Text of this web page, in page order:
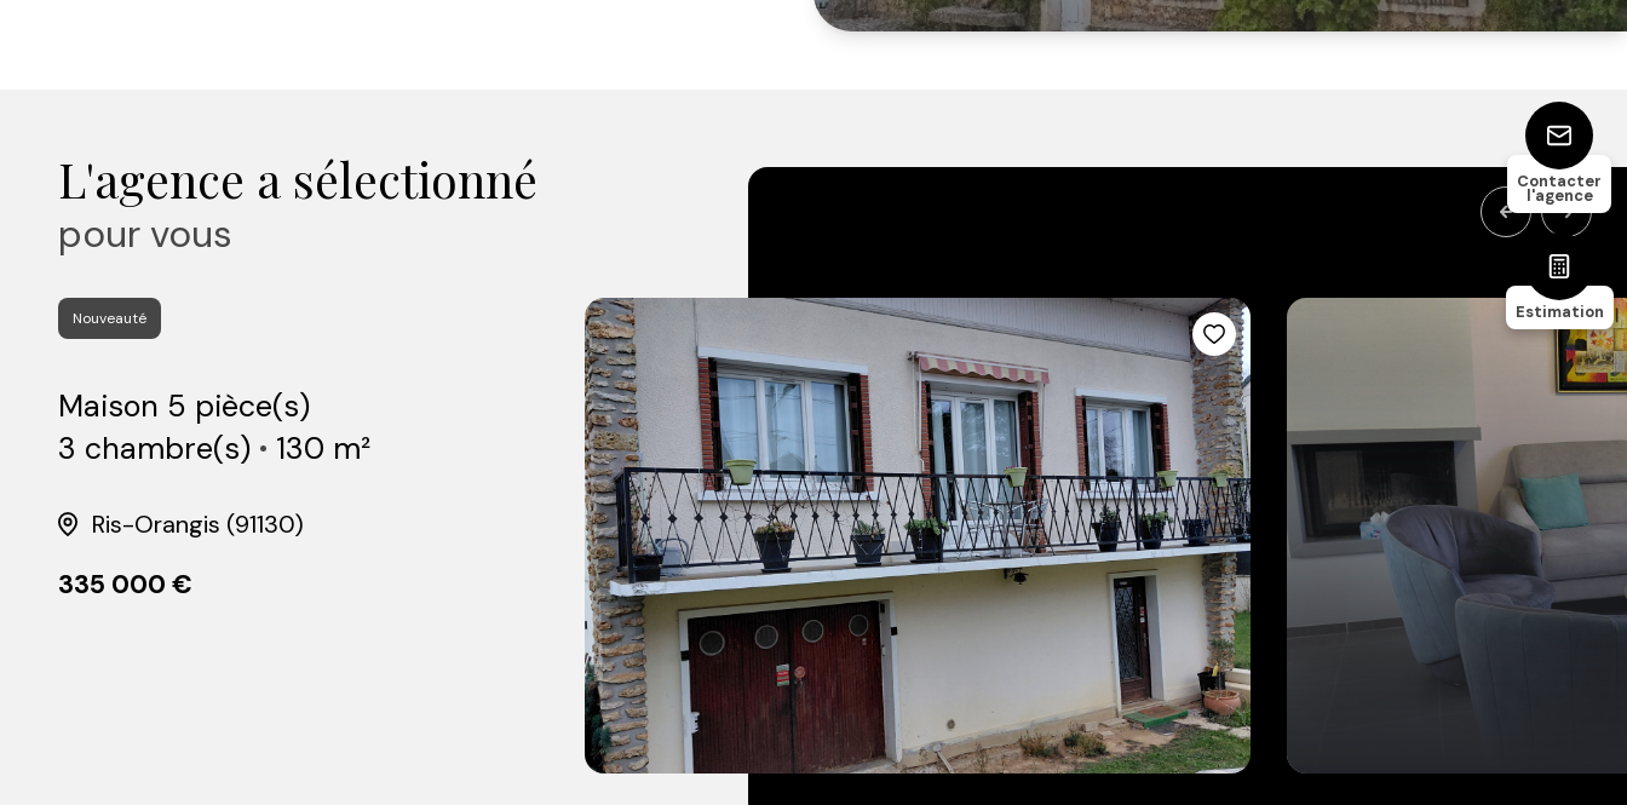
L'agence a sélectionné
pour vous
Nouveauté
Maison 5 pièce(s)
3 chambre(s)
130 m²
Ris-Orangis (91130)
335 000 €
chambre(s)
113
m²
Contacter
l'agence
Estimation